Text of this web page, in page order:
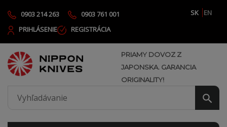
0903 214 263 0903 761 001 SK
EN
PRIHLÁSENIE
REGISTRÁCIA
PRIAMY DOVOZ Z
JAPONSKA. GARANCIA
ORIGINALITY!